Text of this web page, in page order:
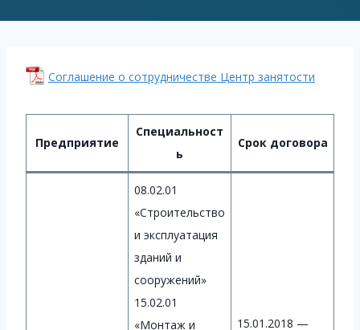
Соглашение о сотрудничестве Центр занятости
Предприятие
Специальност
ь
Срок договора
08.02.01
«Строительство
и эксплуатация
зданий и
сооружений»
15.02.01
«Монтаж и
15.01.2018 —